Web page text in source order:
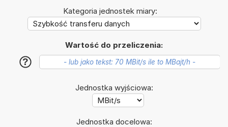
Kategoria jednostek miary:
Wartość do przeliczenia:
?
Jednostka wyjściowa:
Jednostka docelowa: